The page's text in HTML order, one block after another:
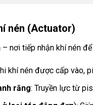
nén (Actuator)
– nơi tiếp nhận khí nén
khí nén được cấp vào,
răng: Truyền lực từ